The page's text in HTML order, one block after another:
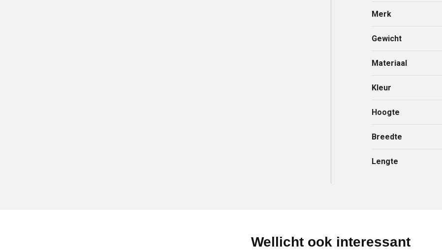
Merk
Gewicht
Materiaal
Kleur
Hoogte
Breedte
Lengte
Wellicht ook interessant